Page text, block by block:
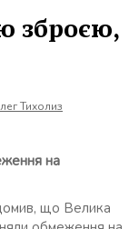
зброєю,
Тихолиз
на
що Велика